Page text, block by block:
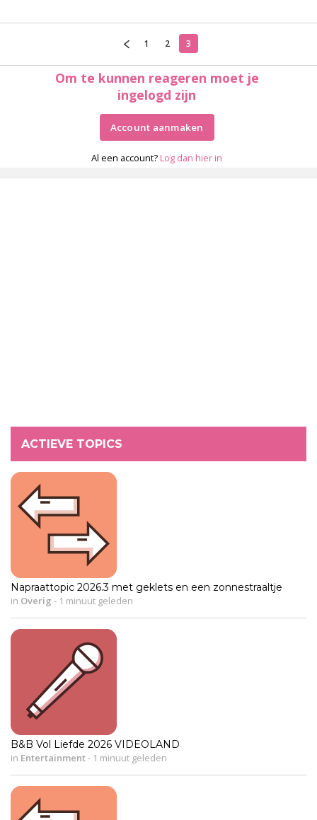
1 2 3
Om te kunnen reageren moet je
ingelogd zijn
Account aanmaken
Al een account? Log dan hier in
ACTIEVE TOPICS
Napraattopic 2026.3 met geklets en een zonnestraaltje
in Overig - 1 minuut geleden
B&B Vol Liefde 2026 VIDEOLAND
in Entertainment- 1 minuut geleden